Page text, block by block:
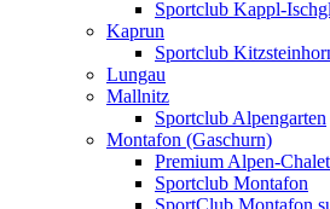
Sportclub Kappl-Ischgl
Kaprun
Sportclub
Lungau
Mallnitz
Sportclub Alpengarten
Montafon (Gaschurn)
Premium Alpen-
Sportclub Montafon
SportClub Montafon